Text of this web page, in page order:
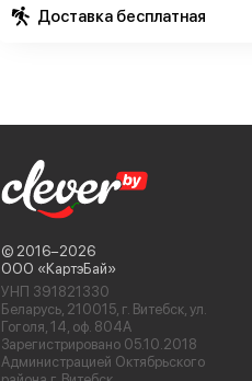
Доставка бесплатная
© 2016−2026
ООО «КартэБай»
УНП 391821330
Беларусь, 210015, г. Витебск, ул.
Гоголя, 14, оф. 804А
Зарегистрировано 05.10.2018
Администрацией Октябрьского